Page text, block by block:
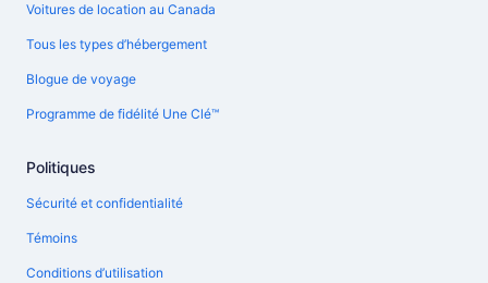
Voitures de location au Canada
Tous les types d’hébergement
Blogue de voyage
Programme de fidélité Une Clé™
Politiques
Sécurité et confidentialité
Témoins
Conditions d’utilisation